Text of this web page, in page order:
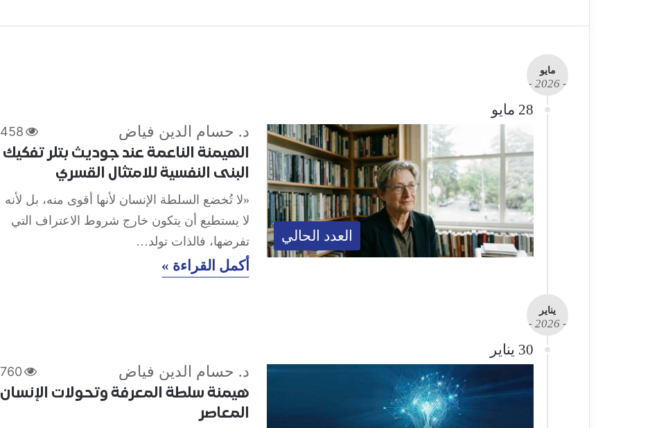
مايو
- 2026 -
28 مايو
العدد الحالي
د. حسام الدين فياض 458
الهيمنة الناعمة عند جوديث بتلر تفكيك
البنى النفسية للامتثال القسري
«لا تُخضع السلطة الإنسان لأنها أقوى منه، بل لأنه
لا يستطيع أن يتكون خارج شروط الاعتراف التي
تفرضها، فالذات تولد…
أكمل القراءة »
يناير
- 2026 -
30 يناير
د. حسام الدين فياض 760
هيمنة سلطة المعرفة وتحولات الإنسان
المعاصر